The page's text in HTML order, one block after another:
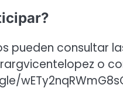
pueden consultar
o